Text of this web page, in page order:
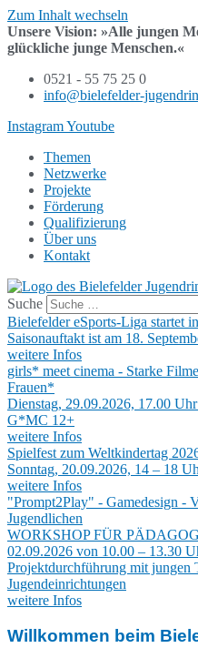
Zum Inhalt wechseln
Unsere Vision: »Alle jungen
glückliche junge Menschen.«
0521 - 55 75 25 0
info@bielefelder-
InstagramYoutube
Themen
Netzwerke
Projekte
Förderung
Qualifizierung
Über uns
Kontakt
Suche
Bielefelder eSports-Liga startet
Saisonauftakt ist am 18.
weitere Infos
girls* meet cinema - Starke
Frauen*
Dienstag, 29.09.2026, 17.00
G*MC 12+
weitere Infos
Spielfest zum Weltkindertag
Sonntag, 20.09.2026, 14 – 18
weitere Infos
"Prompt2Play" - Gamedesign -
Jugendlichen
WORKSHOP FÜR
02.09.2026 von 10.00 – 13.30
Projektdurchführung mit jungen
Jugendeinrichtungen
weitere Infos
Willkommen beim